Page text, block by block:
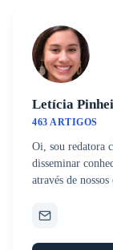
Letícia
463 ARTIGOS
Oi, sou redatora
disseminar
através de